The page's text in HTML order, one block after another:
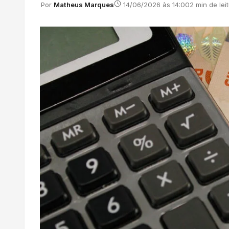
Por Matheus Marques 14/06/2026 às 14:002 min de